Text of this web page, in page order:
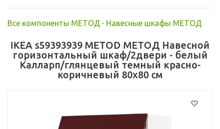
Все компоненты МЕТОД - Навесные шкафы МЕТОД
IKEA s59393939 METOD МЕТОД Навесной
горизонтальный шкаф/2двери - белый
Калларп/глянцевый темный красно-
коричневый 80x80 см